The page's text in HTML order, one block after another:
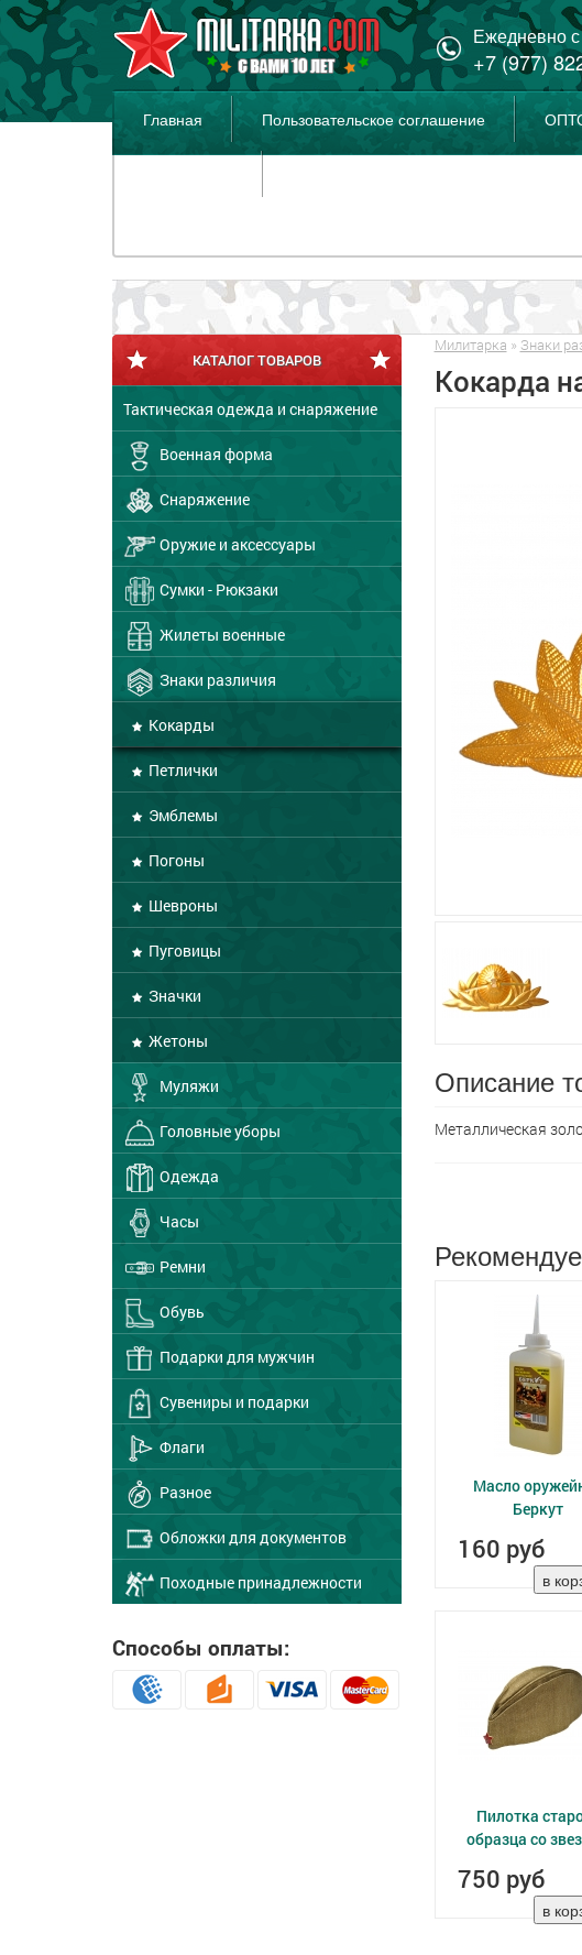
Ежедневно
+7 (977)
Главная Пользовательское соглашение
КАТАЛОГ ТОВАРОВ
Тактическая одежда и снаряжение
Военная форма
Снаряжение
Оружие и аксессуары
Сумки - Рюкзаки
Жилеты военные
Знаки различия
Кокарды
Петлички
Эмблемы
Погоны
Шевроны
Пуговицы
Значки
Жетоны
Муляжи
Головные уборы
Одежда
Часы
Ремни
Обувь
Подарки для мужчин
Сувениры и подарки
Флаги
Разное
Обложки для документов
Походные принадлежности
Способы оплаты:
Милитарка » Знаки
Кокарда
Описание
Металлическая
Масло
Беркут
160 руб
Пилотка
образца со
750 руб